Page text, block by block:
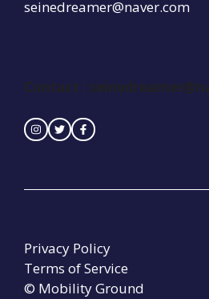
seinedreamer@naver.com
Contact :
© Mobility Ground
Privacy Policy
Terms of Service